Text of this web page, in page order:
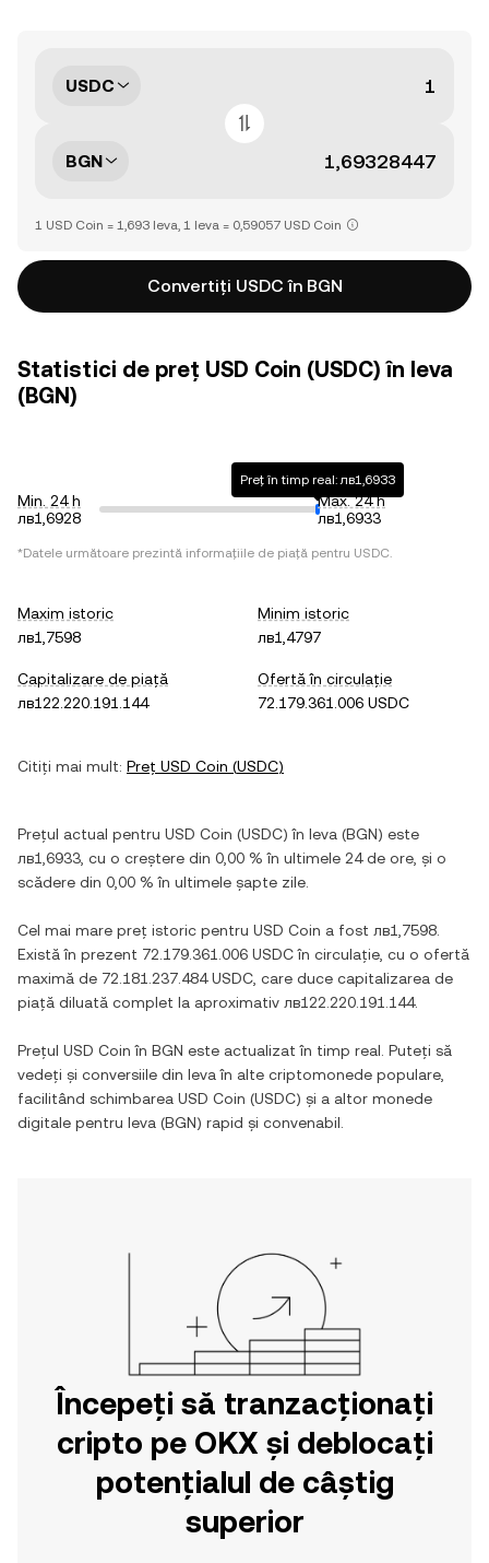
USDC
BGN
1 USD Coin = 1,693 leva, 1 leva = 0,59057 USD Coin
Convertiți USDC în BGN
Statistici de preț USD Coin (USDC) în leva
(BGN)
Min. 24 h
лв1,6928
Preț în timp real: лв1,6933
Max. 24 h
лв1,6933
*Datele următoare prezintă informațiile de piață pentru USDC.
Maxim istoric
лв1,7598
Minim istoric
лв1,4797
Capitalizare de piață
лв122.220.191.144
Ofertă în circulație
72.179.361.006 USDC
Citiți mai mult: Preț USD Coin (USDC)
Prețul actual pentru USD Coin (USDC) în leva (BGN) este
лв1,6933 , cu o creștere din 0,00 % în ultimele 24 de ore, și o
scădere din 0,00 % în ultimele șapte zile.
Cel mai mare preț istoric pentru USD Coin a fost лв1,7598
Există în prezent 72.179.361.006 USDCîn circulație, cu o ofertă
maximă de 72.181.237.484 USDC , care duce capitalizarea de
piață diluată complet la aproximativ лв122.220.191.144.
Prețul USD Coin în BGN este actualizat în timp real. Puteți să
vedeți și conversiile din leva în alte criptomonede populare,
facilitând schimbarea USD Coin (USDC) și a altor monede
digitale pentru leva (BGN) rapid și convenabil.
Începeți să tranzacționați
cripto pe OKX și deblocați
potențialul de câștig
superior